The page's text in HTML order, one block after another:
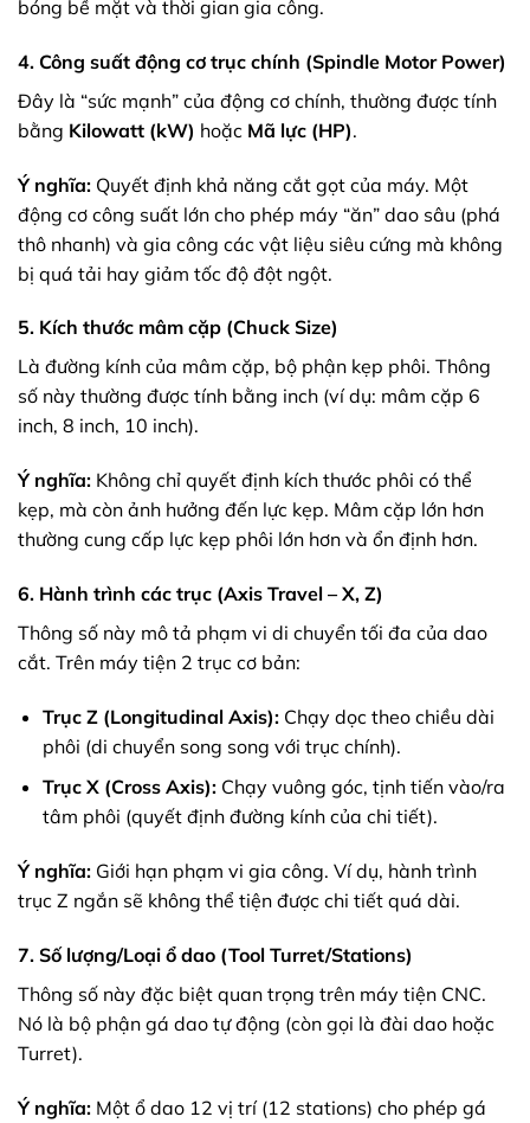
bóng bề mặt và thời gian gia công.
4. Công suất động cơ trục chính (Spindle Motor Power)
Đây là “sức mạnh” của động cơ chính, thường được tính
bằng Kilowatt (kW) hoặc Mã lực (HP).
Ý nghĩa: Quyết định khả năng cắt gọt của máy. Một
động cơ công suất lớn cho phép máy “ăn” dao sâu (phá
thô nhanh) và gia công các vật liệu siêu cứng mà không
bị quá tải hay giảm tốc độ đột ngột.
5. Kích thước mâm cặp (Chuck Size)
Là đường kính của mâm cặp, bộ phận kẹp phôi. Thông
số này thường được tính bằng inch (ví dụ: mâm cặp 6
inch, 8 inch, 10 inch).
Ý nghĩa: Không chỉ quyết định kích thước phôi có thể
kẹp, mà còn ảnh hưởng đến lực kẹp. Mâm cặp lớn hơn
thường cung cấp lực kẹp phôi lớn hơn và ổn định hơn.
6. Hành trình các trục (Axis Travel – X, Z)
Thông số này mô tả phạm vi di chuyển tối đa của dao
cắt. Trên máy tiện 2 trục cơ bản:
Trục Z (Longitudinal Axis):Chạy dọc theo chiều dài
phôi (di chuyển song song với trục chính).
Trục X (Cross Axis):Chạy vuông góc, tịnh tiến vào/ra
tâm phôi (quyết định đường kính của chi tiết).
Ý nghĩa: Giới hạn phạm vi gia công. Ví dụ, hành trình
trục Z ngắn sẽ không thể tiện được chi tiết quá dài.
7. Số lượng/Loại ổ dao (Tool Turret/Stations)
Thông số này đặc biệt quan trọng trên máy tiện CNC.
Nó là bộ phận gá dao tự động (còn gọi là đài dao hoặc
Turret).
Ý nghĩa: Một ổ dao 12 vị trí (12 stations) cho phép gá